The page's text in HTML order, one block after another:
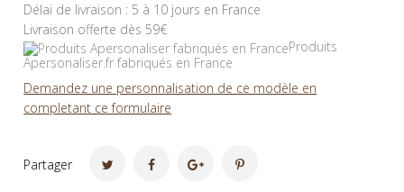
Délai de livraison : 5 à 10 jours en France
Livraison offerte dès 59€
Produits
Apersonaliser.fr fabriqués en France
Demandez une personnalisation de ce modèle en
completant ce formulaire
Partager